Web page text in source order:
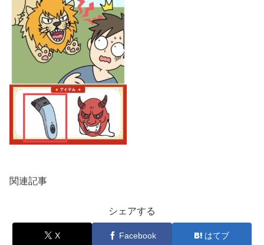
関連記事
シェアする
X Facebook はてブ